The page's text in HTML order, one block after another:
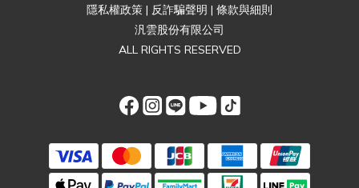
隱私權政策 | 反詐騙聲明 | 條款與細則
汎雲股份有限公司
ALL RIGHTS RESERVED